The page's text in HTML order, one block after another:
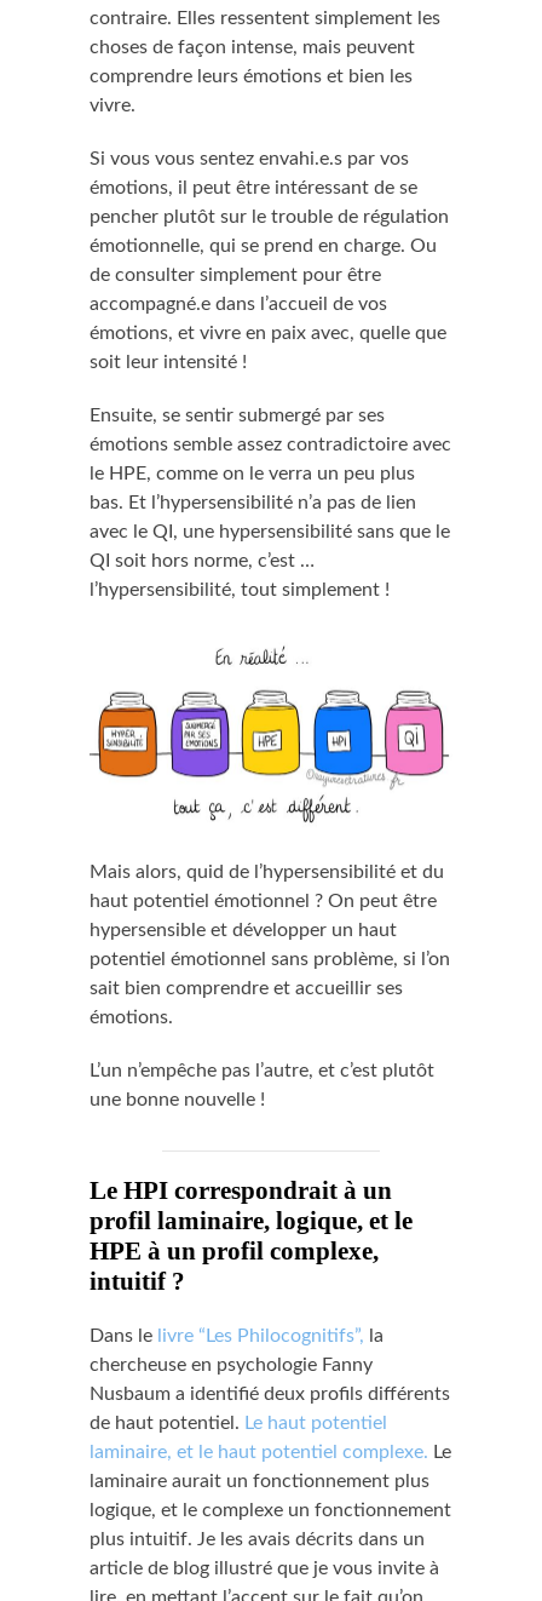
contraire. Elles ressentent simplement les
choses de façon intense, mais peuvent
comprendre leurs émotions et bien les
vivre.
Si vous vous sentez envahi.e.s par vos
émotions, il peut être intéressant de se
pencher plutôt sur le trouble de régulation
émotionnelle, qui se prend en charge. Ou
de consulter simplement pour être
accompagné.e dans l’accueil de vos
émotions, et vivre en paix avec, quelle que
soit leur intensité !
Ensuite, se sentir submergé par ses
émotions semble assez contradictoire avec
le HPE, comme on le verra un peu plus
bas. Et l’hypersensibilité n’a pas de lien
avec le QI, une hypersensibilité sans que le
QI soit hors norme, c’est …
l’hypersensibilité, tout simplement !
Mais alors, quid de l’hypersensibilité et du
haut potentiel émotionnel ? On peut être
hypersensible et développer un haut
potentiel émotionnel sans problème, si l’on
sait bien comprendre et accueillir ses
émotions.
L’un n’empêche pas l’autre, et c’est plutôt
une bonne nouvelle !
Le HPI correspondrait à un
profil laminaire, logique, et le
HPE à un profil complexe,
intuitif ?
Dans le livre “Les Philocognitifs”, la
chercheuse en psychologie Fanny
Nusbaum a identifié deux profils différents
de haut potentiel. Le haut potentiel
laminaire, et le haut potentiel complexe. Le
laminaire aurait un fonctionnement plus
logique, et le complexe un fonctionnement
plus intuitif. Je les avais décrits dans un
article de blog illustré que je vous invite à